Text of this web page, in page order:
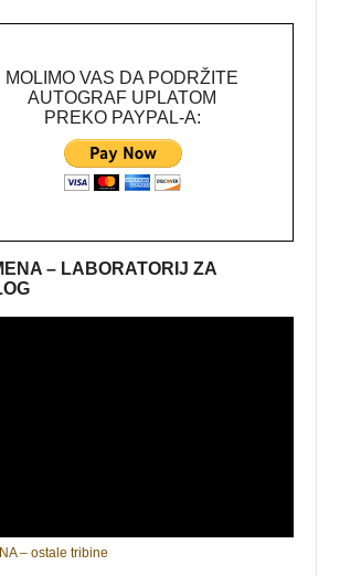
MOLIMO VAS DA PODRŽITE
AUTOGRAF UPLATOM
PREKO PAYPAL-A:
– LABORATORIJ ZA
– ostale tribine